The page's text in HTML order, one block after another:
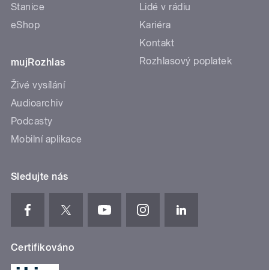
Stanice
eShop
mujRozhlas
Živé vysílání
Audioarchiv
Podcasty
Mobilní aplikace
Lidé v rádiu
Kariéra
Kontakt
Rozhlasový poplatek
Sledujte nás
Certifikováno